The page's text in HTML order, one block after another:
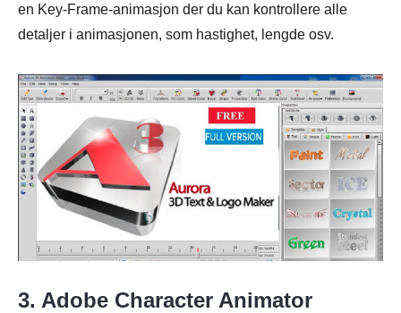
en Key-Frame-animasjon der du kan kontrollere alle
detaljer i animasjonen, som hastighet, lengde osv.
3. Adobe Character Animator